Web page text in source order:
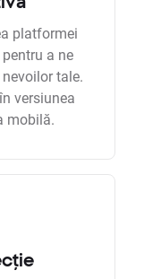
platformei
a ne
tale.
versiunea
mobilă.